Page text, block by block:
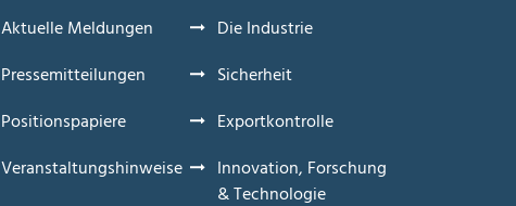
Aktuelle Meldungen
Pressemitteilungen
Positionspapiere
Veranstaltungshinweise
Die Industrie
Sicherheit
Exportkontrolle
Innovation, Forschung
& Technologie